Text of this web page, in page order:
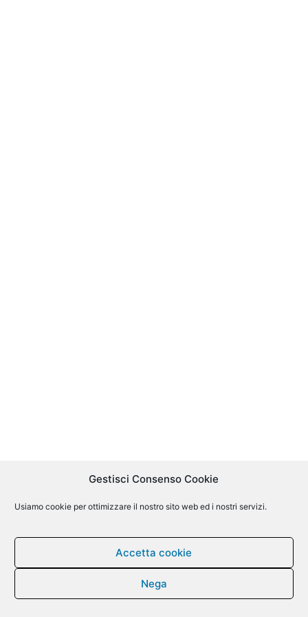
Gestisci Consenso Cookie
Usiamo cookie per ottimizzare il nostro sito web ed i nostri servizi.
Accetta cookie
Nega